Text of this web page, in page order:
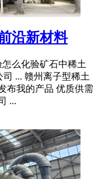
沿新材料
么化验矿石中稀土
... 赣州离子型稀土
布我的产品 优质供需
...